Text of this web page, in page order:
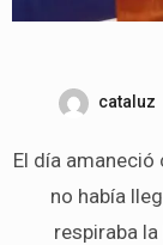
cataluz
El día amaneció con amenaza de lluvia y tormenta. El frío
no había
respiraba